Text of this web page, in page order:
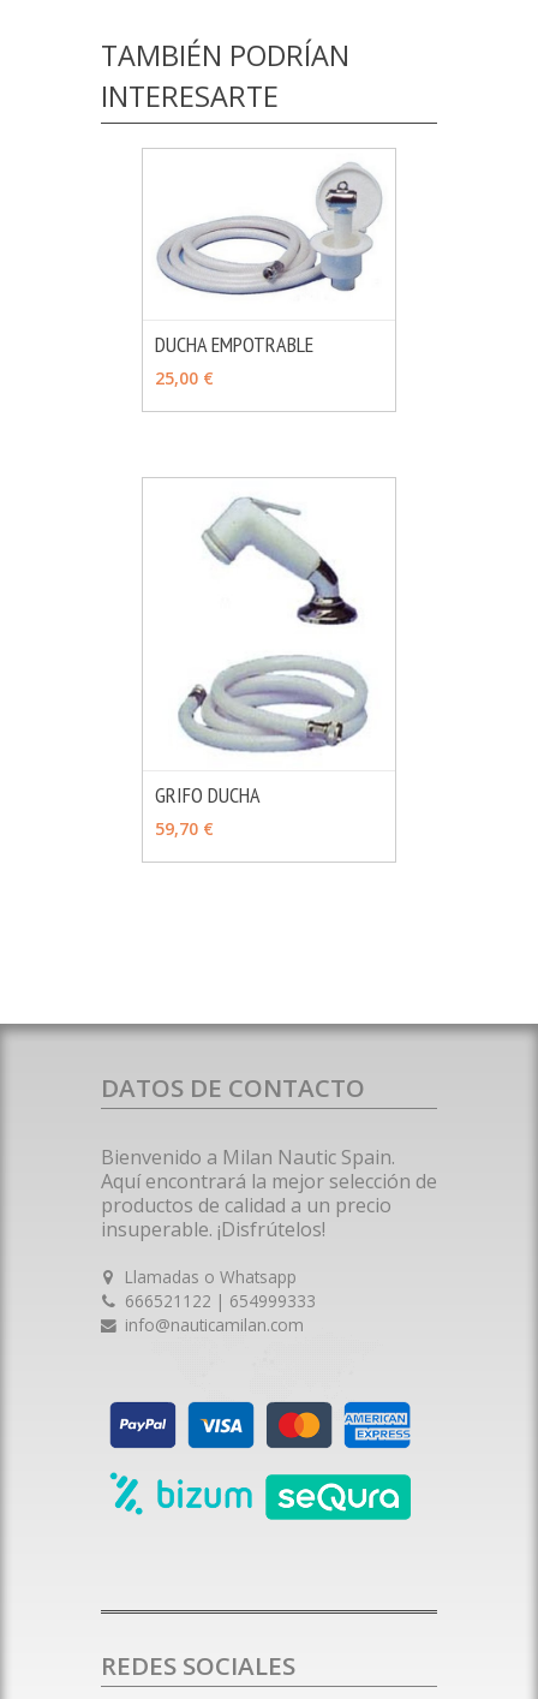
TAMBIÉN PODRÍAN
INTERESARTE
DUCHA EMPOTRABLE
25,00 €
GRIFO DUCHA
59,70 €
DATOS DE CONTACTO
Bienvenido a Milan Nautic Spain.
Aquí encontrará la mejor selección de
productos de calidad a un precio
insuperable. ¡Disfrútelos!
Llamadas o Whatsapp
666521122 | 654999333
info@nauticamilan.com
REDES SOCIALES